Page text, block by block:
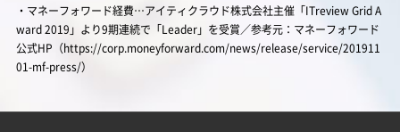
・マネーフォワード経費…アイティクラウド株式会社主催「ITreview Grid A
ward 2019」より9期連続で「Leader」を受賞／参考元：マネーフォワード
公式HP（https://corp.moneyforward.com/news/release/service/201911
01-mf-press/）